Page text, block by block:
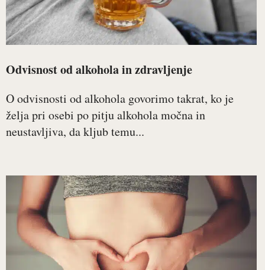
Odvisnost od alkohola in zdravljenje
O odvisnosti od alkohola govorimo takrat, ko je
želja pri osebi po pitju alkohola močna in
neustavljiva, da kljub temu...